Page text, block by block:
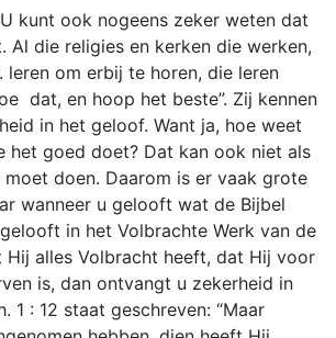
kunt ook nogeens zeker weten dat
Al die religies en kerken die werken,
leren om erbij te horen, die leren
dat, en hoop het beste”. Zij kennen
in het geloof. Want ja, hoe weet
het goed doet? Dat kan ook niet als
doen. Daarom is er vaak grote
wanneer u gelooft wat de Bijbel
in het Volbrachte Werk van de
Hij alles Volbracht heeft, dat Hij voor
is, dan ontvangt u zekerheid in
1 : 12 staat geschreven: “Maar